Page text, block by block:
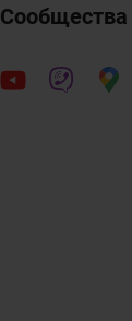
Сообщества